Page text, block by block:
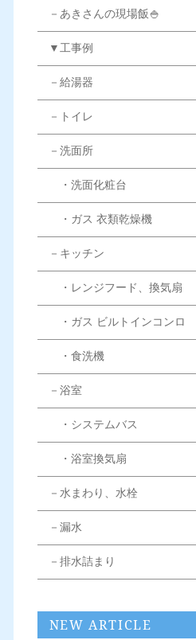
－あきさんの現場飯🍚
▼工事例
－給湯器
－トイレ
－洗面所
・洗面化粧台
・ガス 衣類乾燥機
－キッチン
・レンジフード、換気扇
・ガス ビルトインコンロ
・食洗機
－浴室
・システムバス
・浴室換気扇
－水まわり、水栓
－漏水
－排水詰まり
NEW ARTICLE